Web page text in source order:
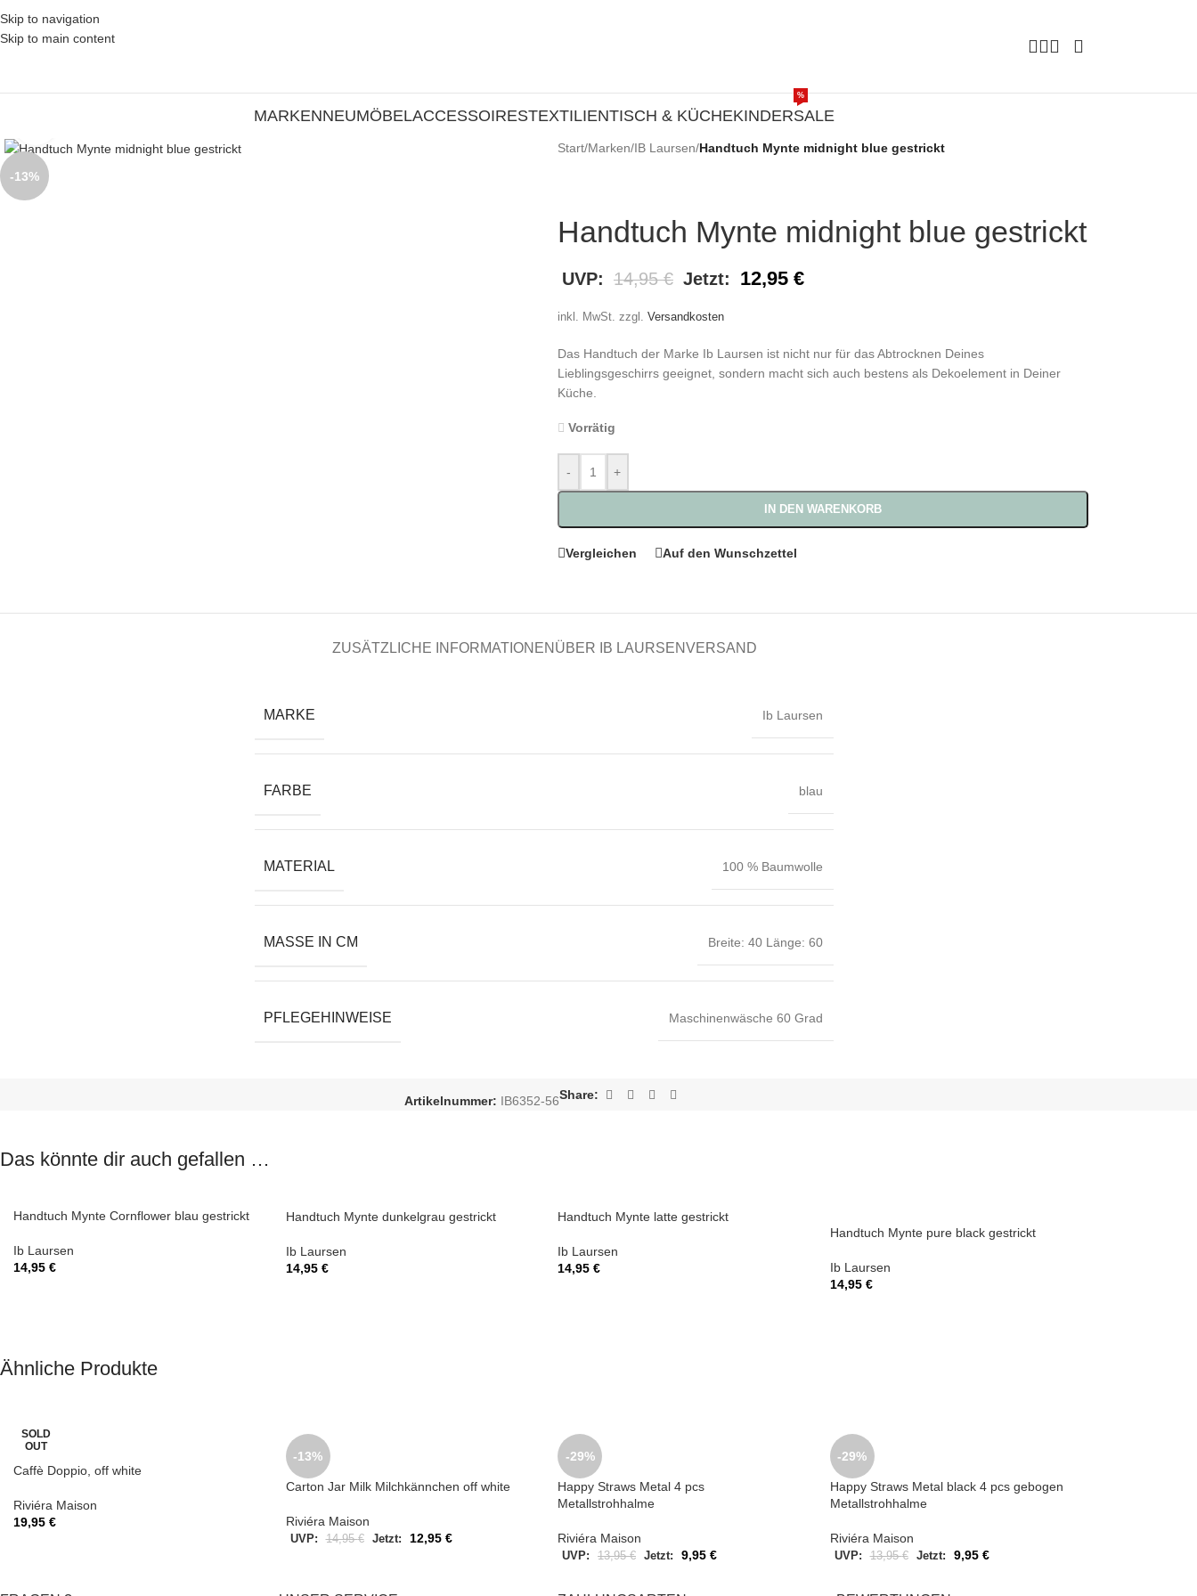
Skip to navigation
Skip to main content
MARKENNEUMÖBELACCESSOIRESTEXTILIENTISCH & KÜCHEKINDERSALE
%
-13%
Start/Marken/IB Laursen/Handtuch Mynte midnight blue gestrickt
Handtuch Mynte midnight blue gestrickt
UVP: 14,95€ Jetzt: 12,95 €
inkl. MwSt. zzgl. Versandkosten
Das Handtuch der Marke Ib Laursen ist nicht nur für das Abtrocknen Deines
Lieblingsgeschirrs geeignet, sondern macht sich auch bestens als Dekoelement in Deiner
Küche.
Vorrätig
- +
IN DEN WARENKORB
Vergleichen Auf den Wunschzettel
ZUSÄTZLICHE INFORMATIONEN ÜBER IB LAURSENVERSAND
MARKE Ib Laursen
FARBE blau
MATERIAL 100 % Baumwolle
MASSE IN CM Breite: 40 Länge: 60
PFLEGEHINWEISE Maschinenwäsche 60 Grad
Artikelnummer: IB6352-56Share:
Das könnte dir auch gefallen …
Handtuch Mynte Cornflower blau gestrickt
Ib Laursen
14,95 €
Handtuch Mynte dunkelgrau gestrickt
Ib Laursen
14,95 €
Handtuch Mynte latte gestrickt
Ib Laursen
14,95 €
Handtuch Mynte pure black gestrickt
Ib Laursen
14,95 €
Ähnliche Produkte
SOLD
OUT
Caffè Doppio, off white
Riviéra Maison
19,95 €
-13%
Carton Jar Milk Milchkännchen off white
Riviéra Maison
UVP: 14,95€ Jetzt: 12,95 €
-29%
Happy Straws Metal 4 pcs
Metallstrohhalme
Riviéra Maison
UVP: 13,95€ Jetzt: 9,95 €
-29%
Happy Straws Metal black 4 pcs gebogen
Metallstrohhalme
Riviéra Maison
UVP: 13,95€ Jetzt: 9,95 €